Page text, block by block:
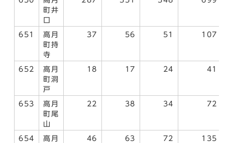
町井
口
651
高月
町持
寺
37 56 51 107
652
高月
町洞
戸
18 17 24 41
653
高月
町尾
山
22 38 34 72
654
高月
46 63 72 135